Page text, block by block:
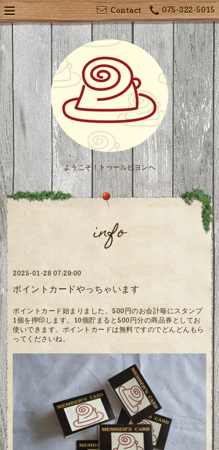
075-322-5015
Contact
ようこそ！トゥールビヨンへ
info
2025-01-28 07:29:00
ポイントカードやっちゃいます
ポイントカード始まりました。500円のお会計毎にスタンプ
1個を押印します。10個貯まると500円分の商品券としてお
使いできます。ポイントカードは無料ですのでどんどんもら
ってくださいね。